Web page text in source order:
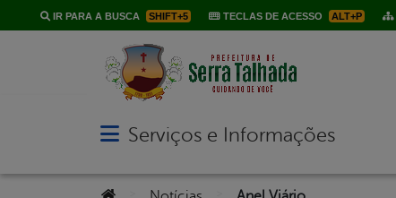
IR PARA A BUSCA SHIFT+5 TECLAS DE ACESSO ALT+P
Abrir menu principal de navegação
Serviços e Informações